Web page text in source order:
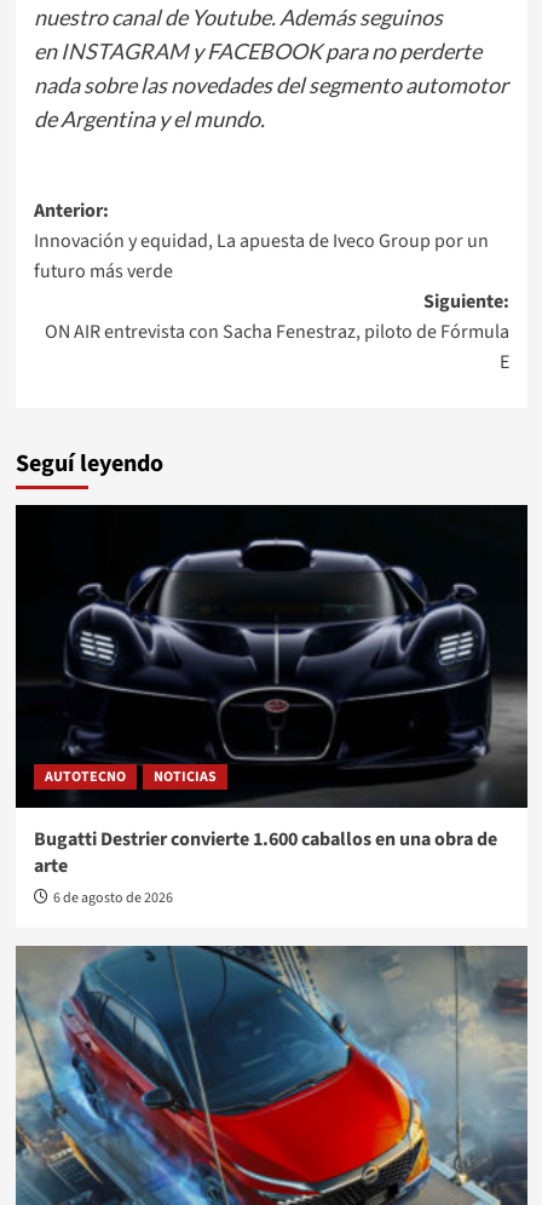
nuestro canal de Youtube. Además seguinos
enINSTAGRAMyFACEBOOKpara no perderte
nada sobre las novedades del segmento automotor
de Argentina y el mundo.
Navegación
de
entradas
Anterior:
Innovación y equidad, La apuesta de Iveco Group por un
futuro más verde
Siguiente:
ON AIR entrevista con Sacha Fenestraz, piloto de Fórmula
E
Seguí leyendo
AUTOTECNO NOTICIAS
Bugatti Destrier convierte 1.600 caballos en una obra de
arte
6 de agosto de 2026